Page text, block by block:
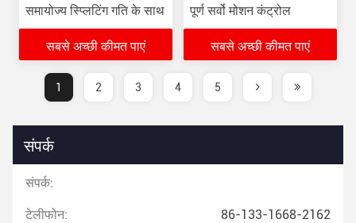
समायोज्य स्प्लिटिंग गति के साथ
सबसे अच्छी कीमत पाएं
पूर्ण सर्वो मोशन कंट्रोल
सबसे अच्छी कीमत पाएं
1 2 3 4 5
संपर्क
संपर्क:
टेलीफोन: 86-133-1668-2162